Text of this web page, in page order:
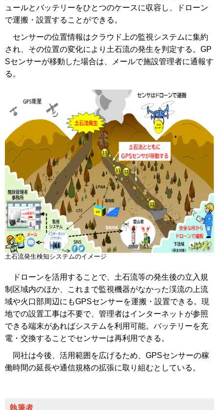
ュールとバッテリーをひとつのケースに収容し、ドローン
で運搬・設置することができる。
センサーの位置情報はクラウド上の監視システムに集約
され、その位置の変化により土石流の発生を判定する。GP
Sセンサーが移動した場合は、メールで施設管理者に通報す
る。
土石流発生検知システムのイメージ
ドローンを活用することで、土石流等の発生後の立入規
制区域内のほか、これまで監視機器がなかった渓流の上流
域や火口部周辺にもGPSセンサーを運搬・設置できる。現
地での設置工事は不要で、管理者はインターネットが参照
できる端末があればシステムを利用可能。バッテリーを充
電・交換することでセンサーは再利用できる。
同社は今後、活用範囲を広げるため、GPSセンサーの稼
働時間の延長や通信規格の拡張に取り組むとしている。